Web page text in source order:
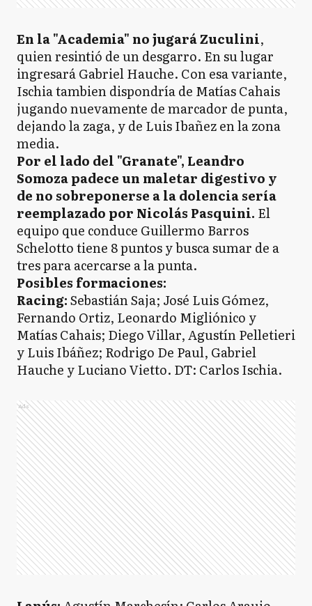
En la "Academia" no jugará Zuculini,
quien resintió de un desgarro. En su lugar
ingresará Gabriel Hauche. Con esa variante,
Ischia tambien dispondría de Matías Cahais
jugando nuevamente de marcador de punta,
dejando la zaga, y de Luis Ibañez en la zona
media.
Por el lado del "Granate", Leandro
Somoza padece un maletar digestivo y
de no sobreponerse a la dolencia sería
reemplazado por Nicolás Pasquini. El
equipo que conduce Guillermo Barros
Schelotto tiene 8 puntos y busca sumar de a
tres para acercarse a la punta.
Posibles formaciones:
Racing:Sebastián Saja; José Luis Gómez,
Fernando Ortiz, Leonardo Migliónico y
Matías Cahais; Diego Villar, Agustín Pelletieri
y Luis Ibáñez; Rodrigo De Paul, Gabriel
Hauche y Luciano Vietto. DT: Carlos Ischia.
Ads